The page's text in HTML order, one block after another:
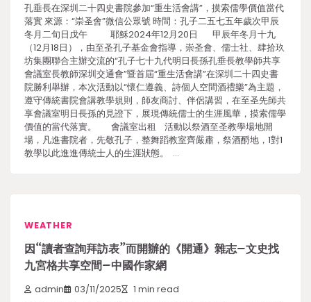
孔垂長在深圳二十四史書院參加“重生活會講”，摸索儒學價值當代
落實 來源：“崇圣會”微信公眾號 時間：孔子二五七五年歲次甲辰
冬月二旬日戊午 耶穌2024年12月20日 甲辰年冬月十九
（12月18日），由至圣孔子基金會指導，崇圣會、儒士社、肆拾玖
坊集團聯合主辦交流的“孔子七十九代明日長孫孔垂長教學師共享
會議室長教師深圳交通會”暨首屆“重生活會講”在深圳二十四史書
院勝利舉辦，本次活動以“懷仁遵義、詩個人空間酒禮樂”為主題，
遵守傳統書院會講教學規則，師友商討、伴侶講習，在至圣先師共
享會議室明日長孫的見證下，展現傳統儒士的生涯風華，摸索儒學
價值的當代落實。 會議室出租 活動以祭酒至圣教學場地開
場，凡進書院者，先敬孔子，整舞蹈教室齊嚴肅，祭酒酹地，1對1
教學以此進進傳統士人的生涯狀態。 …
WEATHER
因“讀者查詢拜訪表”而開辦的《開通》雜志–文史找
九宮格共享空間–中國作家網
admin 03/11/2025 1 min read